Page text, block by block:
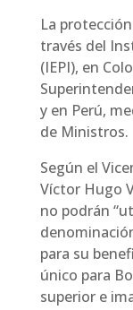
La
través del
(IEPI), en
y en Perú,
de Ministros.
Según el
Víctor Hugo
no podrán
para su
único para
superior e